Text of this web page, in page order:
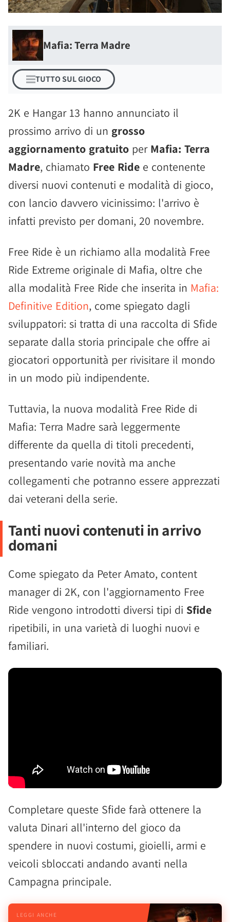
Mafia: Terra Madre
TUTTO SUL GIOCO
2K e Hangar 13 hanno annunciato il
prossimo arrivo di un grosso
aggiornamento gratuito per Mafia: Terra
Madre, chiamato Free Ride e contenente
diversi nuovi contenuti e modalità di gioco,
con lancio davvero vicinissimo: l'arrivo è
infatti previsto per domani, 20 novembre.
Free Ride è un richiamo alla modalità Free
Ride Extreme originale di Mafia, oltre che
alla modalità Free Ride che inserita in Mafia:
Definitive Edition, come spiegato dagli
sviluppatori: si tratta di una raccolta di Sfide
separate dalla storia principale che offre ai
giocatori opportunità per rivisitare il mondo
in un modo più indipendente.
Tuttavia, la nuova modalità Free Ride di
Mafia: Terra Madre sarà leggermente
differente da quella di titoli precedenti,
presentando varie novità ma anche
collegamenti che potranno essere apprezzati
dai veterani della serie.
Tanti nuovi contenuti in arrivo
domani
Come spiegato da Peter Amato, content
manager di 2K, con l'aggiornamento Free
Ride vengono introdotti diversi tipi di Sfide
ripetibili, in una varietà di luoghi nuovi e
familiari.
Completare queste Sfide farà ottenere la
valuta Dinari all'interno del gioco da
spendere in nuovi costumi, gioielli, armi e
veicoli sbloccati andando avanti nella
Campagna principale.